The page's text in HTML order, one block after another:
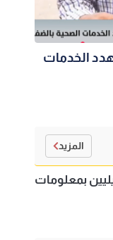
الخدمات
المزيد
بمعلومات